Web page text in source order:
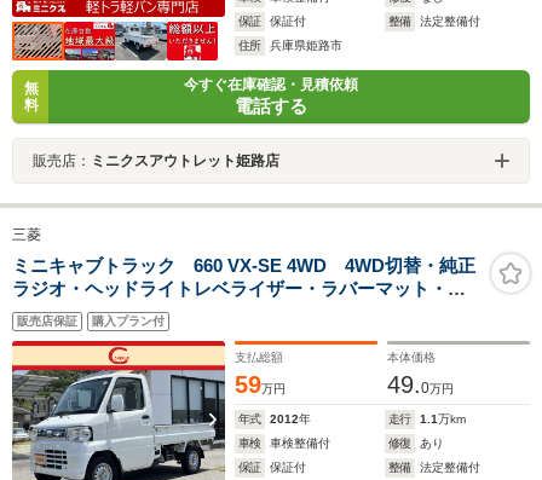
保証
保証付 整備
法定整備付
住所
兵庫県姫路市
無
料
今すぐ在庫確認・見積依頼
電話する
販売店： ミニクスアウトレット姫路店
三菱
ミニキャブトラック 660 VX-SE 4WD 4WD切替・純正
ラジオ・ヘッドライトレベライザー・ラバーマット・カ
ップホルダー
販売店保証 購入プラン付
支払総額
59万円
本体価格
49.0万円
年式 2012年 走行 1.1万km
車検
車検整備付 修復
あり
保証
保証付 整備
法定整備付